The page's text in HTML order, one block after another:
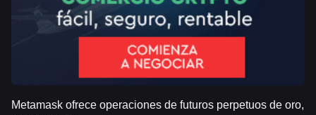
Metamask ofrece operaciones de futuros perpetuos de oro,